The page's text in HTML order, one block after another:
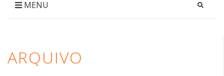
MENU
ARQUIVO